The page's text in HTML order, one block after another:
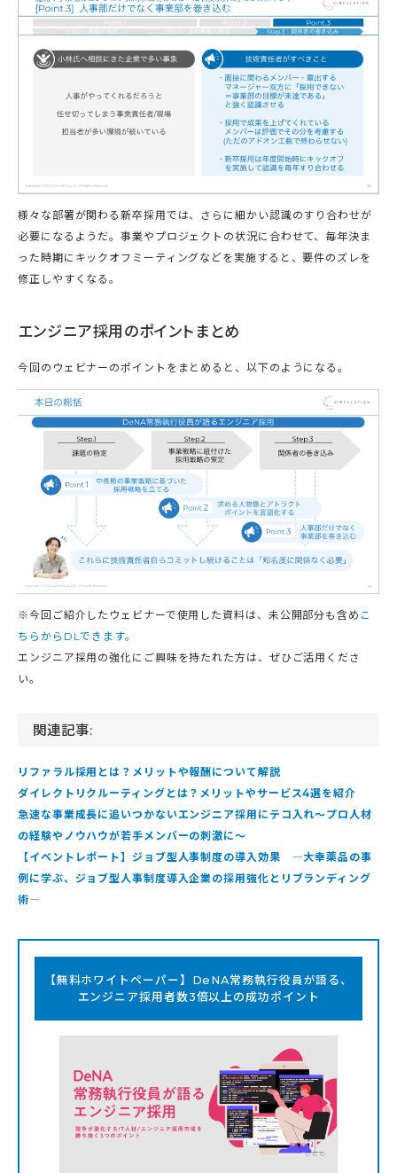
様々な部署が関わる新卒採用では、さらに細かい認識のすり合わせが
必要になるようだ。事業やプロジェクトの状況に合わせて、毎年決ま
った時期にキックオフミーティングなどを実施すると、要件のズレを
修正しやすくなる。
エンジニア採用のポイントまとめ
今回のウェビナーのポイントをまとめると、以下のようになる。
※今回ご紹介したウェビナーで使用した資料は、未公開部分も含め こ
ちらからDLできます。
エンジニア採用の強化にご興味を持たれた方は、ぜひご活用くださ
い。
関連記事:
リファラル採用とは？メリットや報酬について解説
ダイレクトリクルーティングとは？メリットやサービス4選を紹介
急速な事業成長に追いつかないエンジニア採用にテコ入れ〜プロ人材
の経験やノウハウが若手メンバーの刺激に〜
【イベントレポート】ジョブ型人事制度の導入効果 ―大幸薬品の事
例に学ぶ、ジョブ型人事制度導入企業の採用強化とリブランディング
術―
【無料ホワイトペーパー】DeNA常務執行役員が語る、
エンジニア採用者数3倍以上の成功ポイント